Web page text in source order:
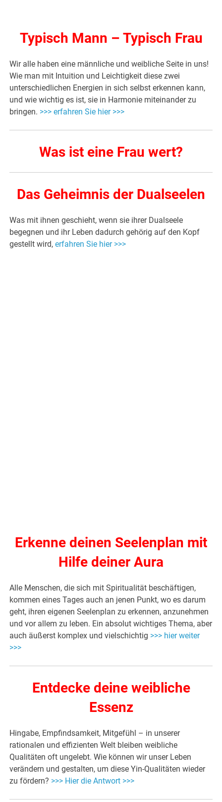
Typisch Mann – Typisch Frau
Wir alle haben eine männliche und weibliche Seite in uns!
Wie man mit Intuition und Leichtigkeit diese zwei
unterschiedlichen Energien in sich selbst erkennen kann,
und wie wichtig es ist, sie in Harmonie miteinander zu
bringen. >>> erfahren Sie hier >>>
Was ist eine Frau wert?
Das Geheimnis der Dualseelen
Was mit ihnen geschieht, wenn sie ihrer Dualseele
begegnen und ihr Leben dadurch gehörig auf den Kopf
gestellt wird,erfahren Sie hier >>>
Erkenne deinen Seelenplan mit
Hilfe deiner Aura
Alle Menschen, die sich mit Spiritualität beschäftigen,
kommen eines Tages auch an jenen Punkt, wo es darum
geht, ihren eigenen Seelenplan zu erkennen, anzunehmen
und vor allem zu leben. Ein absolut wichtiges Thema, aber
auch äußerst komplex und vielschichtig >>> hier weiter
>>>
Entdecke deine weibliche
Essenz
Hingabe, Empfindsamkeit, Mitgefühl – in unserer
rationalen und effizienten Welt bleiben weibliche
Qualitäten oft ungelebt. Wie können wir unser Leben
verändern und gestalten, um diese Yin-Qualitäten wieder
zu fördern? >>> Hier die Antwort >>>